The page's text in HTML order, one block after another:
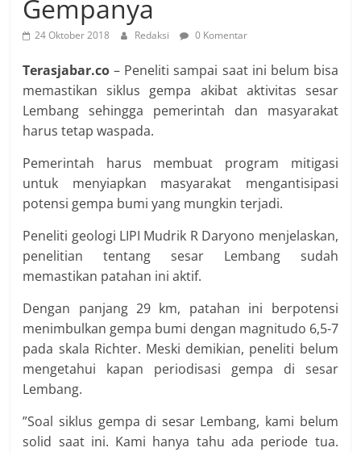
Gempanya
24 Oktober 2018 Redaksi 0 Komentar
Terasjabar.co – Peneliti sampai saat ini belum bisa
memastikan siklus gempa aki­bat aktivitas sesar
Lembang sehingga pemerintah dan mas­ya­rakat
harus tetap waspada.
Pemerintah harus membuat program mitigasi
untuk menyiapkan masyarakat mengantisipasi
potensi gempa bumi yang mungkin terjadi.
Peneliti geologi LIPI Mudrik R Daryono menjelaskan,
penelitian tentang sesar Lembang sudah
memastikan patahan ini aktif.
De­ngan panjang 29 km, patahan ini ber­potensi
menimbulkan gempa bumi dengan magnitudo 6,5-7
pada skala Richter. Meski demikian, peneliti belum
mengetahui kapan periodisasi gempa di sesar
Lembang.
”Soal siklus gempa di sesar Lembang, kami belum
solid saat ini. Kami hanya tahu ada periode tua.